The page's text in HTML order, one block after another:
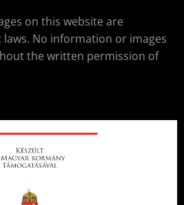
on this website are
No information or images
the written permission of